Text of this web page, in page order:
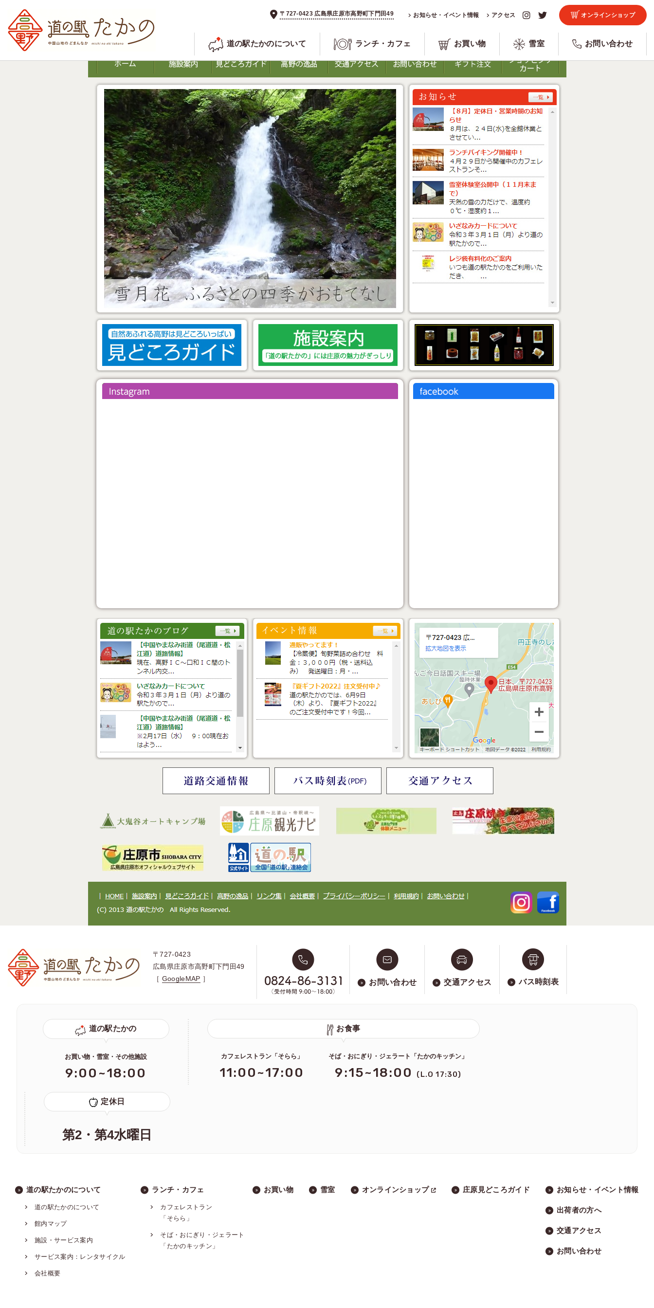
〒727-0423 広島県庄原市高野町下門田49 お知らせ・イベント情報 アクセス オンラインショップ
道の駅たかのについて ランチ・カフェ お買い物 雪室 お問い合わせ
〒727-0423
広島県庄原市高野町下門田49
［ GoogleMAP ］ お問い合わせ 交通アクセス バス時刻表
道の駅たかの
お買い物・雪室・その他施設
9:00~18:00
お食事
カフェレストラン「そらら」
11:00~17:00
そば・おにぎり・ジェラート「たかのキッチン」
9:15~18:00 (L.O 17:30)
定休日
第2・第4水曜日
道の駅たかのについて
道の駅たかのについて
館内マップ
施設・サービス案内
サービス案内：レンタサイクル
会社概要
ランチ・カフェ
カフェレストラン
「そらら」
そば・おにぎり・ジェラート
「たかのキッチン」
お買い物 雪室 オンラインショップ 庄原見どころガイド お知らせ・イベント情報
出荷者の方へ
交通アクセス
お問い合わせ